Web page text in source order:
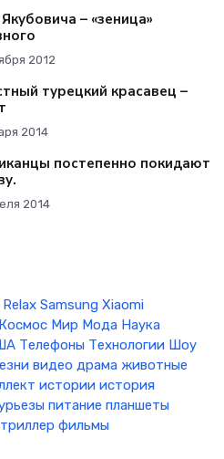
– «зеница»
2012
турецкий красавец –
2014
постепенно покидают
2014
Relax Samsung Xiaomi
Космос Мир Мода Наука
Телефоны Технологии Шоу
видео драма животные
истории история
питание планшеты
триллер фильмы